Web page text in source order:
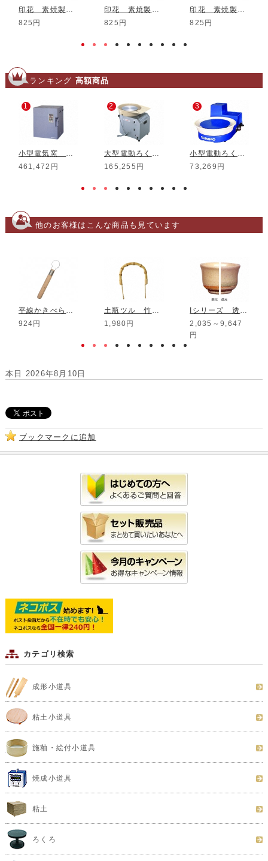
印花 素焼製 No.1
825円
印花 素焼製 No.3
825円
印花 素焼製 No.6
825円
ランキング 高額商品
1
小型電気窯 DMT-01
461,472円
2
大型電動ろくろ RK-3D
165,255円
3
小型電動ろくろ RK-5T
73,269円
他のお客様はこんな商品も見ています
平線かきべら No.1R 旧製品
924円
土瓶ツル 竹根6合用
1,980円
Iシリーズ 透明ビードロ釉
2,035～9,647
円
本日 2026年8月10日
ブックマークに追加
カテゴリ検索
成形小道具
粘土小道具
施釉・絵付小道具
焼成小道具
粘土
ろくろ